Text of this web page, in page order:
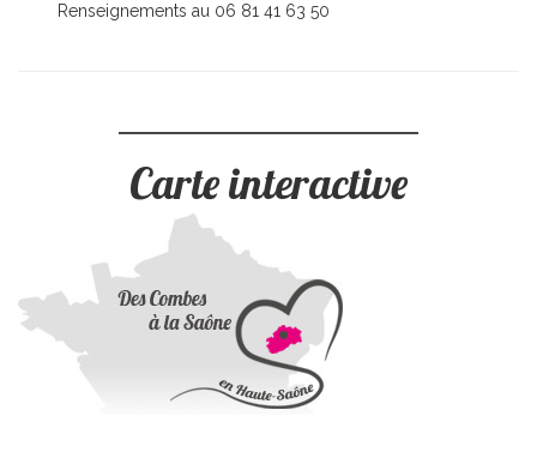
Renseignements au 06 81 41 63 50
Carte interactive